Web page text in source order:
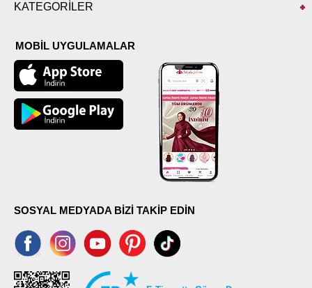
KATEGORİLER
MOBİL UYGULAMALAR
SOSYAL MEDYADA BİZİ TAKİP EDİN